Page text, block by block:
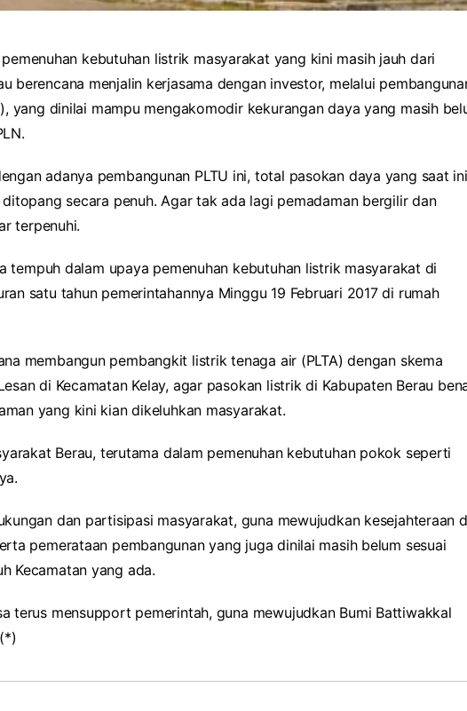
kebutuhan listrik masyarakat yang kini masih jauh dari
berencana menjalin kerjasama dengan investor, melalui
yang dinilai mampu mengakomodir kekurangan daya yang masih
adanya pembangunan PLTU ini, total pasokan daya yang saat ini
secara penuh. Agar tak ada lagi pemadaman bergilir dan
terpenuhi.
tempuh dalam upaya pemenuhan kebutuhan listrik masyarakat di
satu tahun pemerintahannya Minggu 19 Februari 2017 di rumah
membangun pembangkit listrik tenaga air (PLTA) dengan skema
di Kecamatan Kelay, agar pasokan listrik di Kabupaten Berau
yang kini kian dikeluhkan masyarakat.
Berau, terutama dalam pemenuhan kebutuhan pokok seperti
dan partisipasi masyarakat, guna mewujudkan kesejahteraan
pemerataan pembangunan yang juga dinilai masih belum sesuai
Kecamatan yang ada.
terus mensupport pemerintah, guna mewujudkan Bumi Battiwakkal